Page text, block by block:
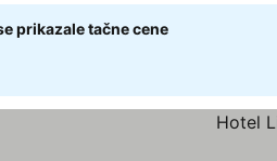
prikazale tačne cene